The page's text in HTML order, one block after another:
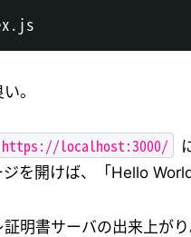
。
https://localhost:3000/
を開けば、「Hello
明書サーバの出来上が